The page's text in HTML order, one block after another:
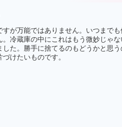
すが万能ではありません。いつまで
。冷蔵庫の中にこれはもう微妙じゃ
した。勝手に捨てるのもどうかと思
けたいものです。